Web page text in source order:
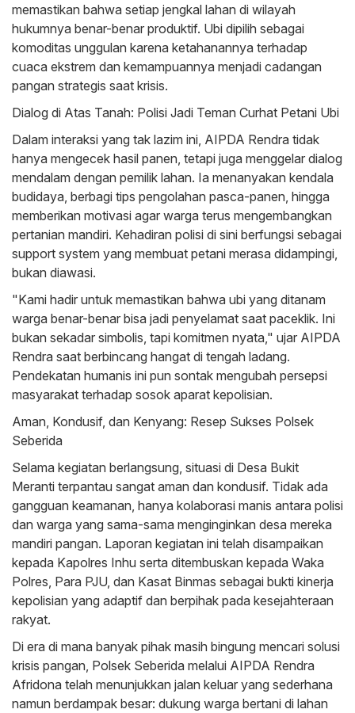
memastikan bahwa setiap jengkal lahan di wilayah
hukumnya benar-benar produktif. Ubi dipilih sebagai
komoditas unggulan karena ketahanannya terhadap
cuaca ekstrem dan kemampuannya menjadi cadangan
pangan strategis saat krisis.
Dialog di Atas Tanah: Polisi Jadi Teman Curhat Petani Ubi
Dalam interaksi yang tak lazim ini, AIPDA Rendra tidak
hanya mengecek hasil panen, tetapi juga menggelar dialog
mendalam dengan pemilik lahan. Ia menanyakan kendala
budidaya, berbagi tips pengolahan pasca-panen, hingga
memberikan motivasi agar warga terus mengembangkan
pertanian mandiri. Kehadiran polisi di sini berfungsi sebagai
support system yang membuat petani merasa didampingi,
bukan diawasi.
"Kami hadir untuk memastikan bahwa ubi yang ditanam
warga benar-benar bisa jadi penyelamat saat paceklik. Ini
bukan sekadar simbolis, tapi komitmen nyata," ujar AIPDA
Rendra saat berbincang hangat di tengah ladang.
Pendekatan humanis ini pun sontak mengubah persepsi
masyarakat terhadap sosok aparat kepolisian.
Aman, Kondusif, dan Kenyang: Resep Sukses Polsek
Seberida
Selama kegiatan berlangsung, situasi di Desa Bukit
Meranti terpantau sangat aman dan kondusif. Tidak ada
gangguan keamanan, hanya kolaborasi manis antara polisi
dan warga yang sama-sama menginginkan desa mereka
mandiri pangan. Laporan kegiatan ini telah disampaikan
kepada Kapolres Inhu serta ditembuskan kepada Waka
Polres, Para PJU, dan Kasat Binmas sebagai bukti kinerja
kepolisian yang adaptif dan berpihak pada kesejahteraan
rakyat.
Di era di mana banyak pihak masih bingung mencari solusi
krisis pangan, Polsek Seberida melalui AIPDA Rendra
Afridona telah menunjukkan jalan keluar yang sederhana
namun berdampak besar: dukung warga bertani di lahan